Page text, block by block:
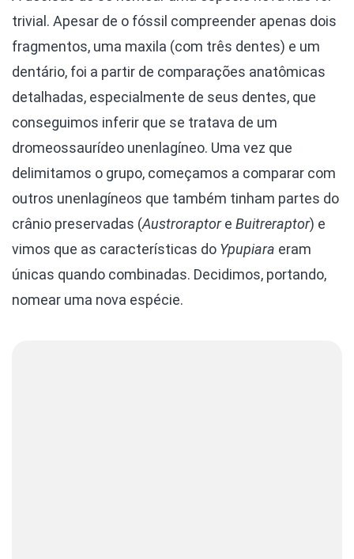
trivial. Apesar de o fóssil compreender apenas dois
fragmentos, uma maxila (com três dentes) e um
dentário, foi a partir de comparações anatômicas
detalhadas, especialmente de seus dentes, que
conseguimos inferir que se tratava de um
dromeossaurídeo unenlagíneo. Uma vez que
delimitamos o grupo, começamos a comparar com
outros unenlagíneos que também tinham partes do
crânio preservadas (Austroraptore Buitreraptor) e
vimos que as características do Ypupiara eram
únicas quando combinadas. Decidimos, portando,
nomear uma nova espécie.